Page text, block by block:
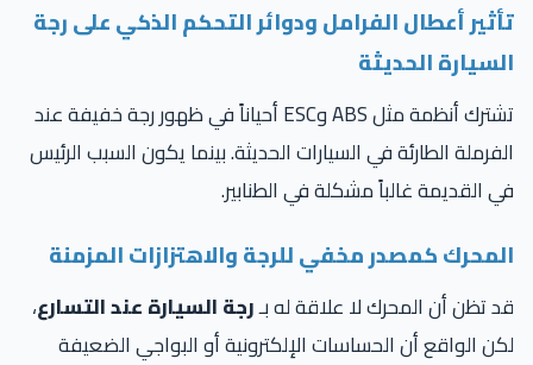
أعطال الفرامل ودوائر التحكم الذكي على رجة
الحديثة
تشترك أنظمة مثل ABS وESC أحياناً في ظهور رجة خفيفة عند
الطارئة في السيارات الحديثة. بينما يكون السبب الرئيس
القديمة غالباً مشكلة في الطنابير.
كمصدر مخفي للرجة والاهتزازات المزمنة
تظن أن المحرك لا علاقة له بـرجة السيارة عند التسارع،
الواقع أن الحساسات الإلكترونية أو البواجي الضعيفة